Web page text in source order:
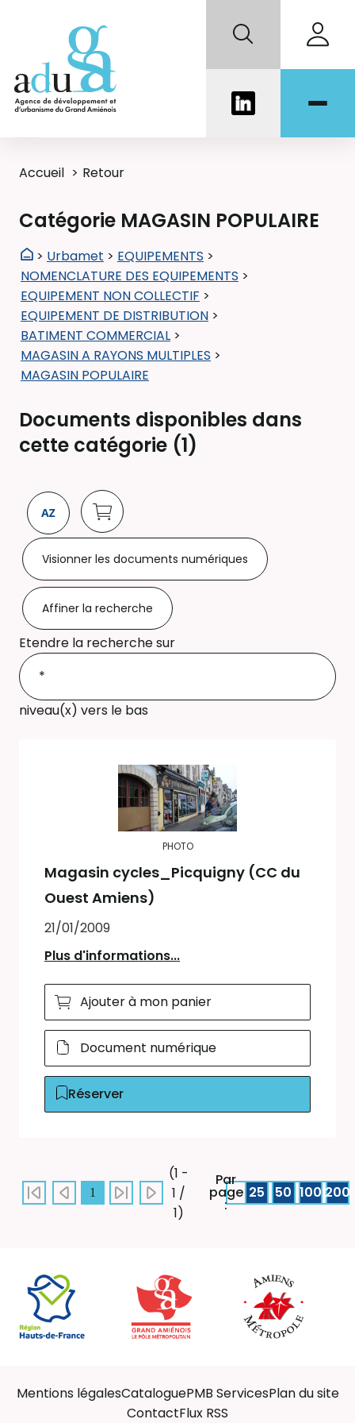
Accueil Retour
Catégorie MAGASIN POPULAIRE
> Urbamet > EQUIPEMENTS >
NOMENCLATURE DES EQUIPEMENTS >
EQUIPEMENT NON COLLECTIF >
EQUIPEMENT DE DISTRIBUTION >
BATIMENT COMMERCIAL >
MAGASIN A RAYONS MULTIPLES >
MAGASIN POPULAIRE
Documents disponibles dans
cette catégorie (1)
Visionner les documents numériques
Affiner la recherche
Etendre la recherche sur
niveau(x) vers le bas
PHOTO
Magasin cycles_Picquigny (CC du
Ouest Amiens)
21/01/2009
Plus d'informations...
Ajouter à mon panier
Document numérique
Réserver
1
(1 -
1 /
1)
Par
page
:
25 50 100 200
Mentions légalesCataloguePMB ServicesPlan du site
ContactFlux RSS